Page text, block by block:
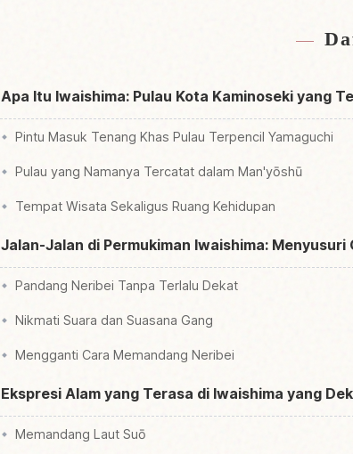
Apa Itu Iwaishima: Pulau Kota Kaminoseki yang
Pintu Masuk Tenang Khas Pulau Terpencil Yamaguchi
Pulau yang Namanya Tercatat dalam Man'yōshū
Tempat Wisata Sekaligus Ruang Kehidupan
Jalan-Jalan di Permukiman Iwaishima: Menyusuri
Pandang Neribei Tanpa Terlalu Dekat
Nikmati Suara dan Suasana Gang
Mengganti Cara Memandang Neribei
Ekspresi Alam yang Terasa di Iwaishima yang
Memandang Laut Suō